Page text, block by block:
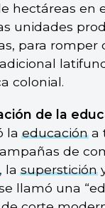
hectáreas en
unidades
para romper
colonial.
de la
laeducacióna
de
lasuperstición
llamó una